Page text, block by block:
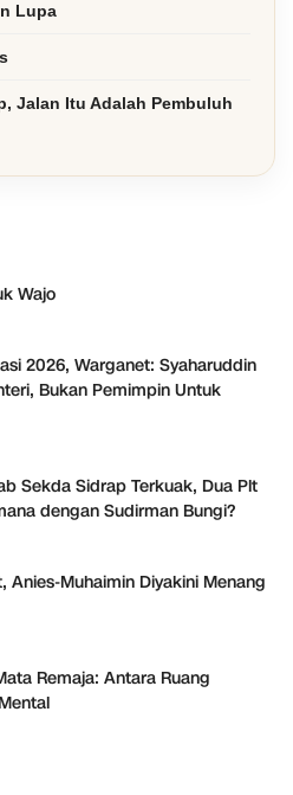
Lupa
Jalan Itu Adalah Pembuluh
Wajo
2026, Warganet: Syaharuddin
Bukan Pemimpin Untuk
Sekda Sidrap Terkuak, Dua Plt
dengan Sudirman Bungi?
Anies-Muhaimin Diyakini Menang
Remaja: Antara Ruang